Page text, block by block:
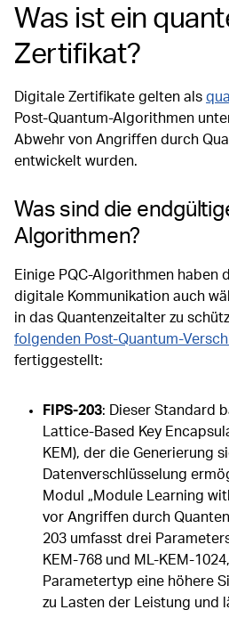
Was ist ein
Zertifikat?
Digitale Zertifikate gelten als
Post-Quantum-Algorithmen
Abwehr von Angriffen durch
entwickelt wurden.
Was sind die
Algorithmen?
Einige PQC-Algorithmen haben
digitale Kommunikation auch
in das Quantenzeitalter zu
folgenden Post-Quantum-
fertiggestellt:
FIPS-203: Dieser Standard
Lattice-Based Key
KEM), der die Generierung
Datenverschlüsselung
Modul „Module Learning
vor Angriffen durch
203 umfasst drei
KEM-768 und ML-KEM-
Parametertyp eine höhere
zu Lasten der Leistung und